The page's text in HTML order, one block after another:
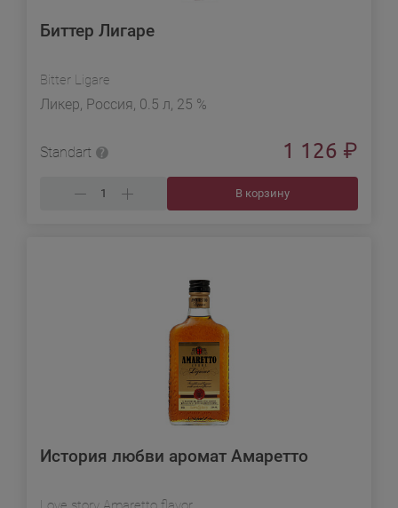
Биттер Лигаре
Bitter Ligare
Ликер, Россия, 0.5 л, 25 %
Standart 1 126 ₽
В корзину
История любви аромат Амаретто